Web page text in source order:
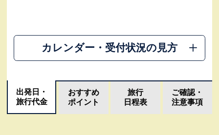
カレンダー・受付状況の見方
出発日・
旅行代金
おすすめ
ポイント
旅行
日程表
ご確認・
注意事項